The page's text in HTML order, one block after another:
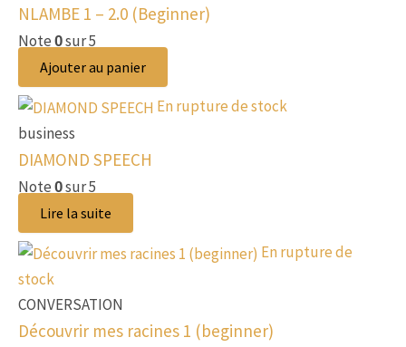
NLAMBE 1 – 2.0 (Beginner)
Note 0sur 5
Ajouter au panier
En rupture de stock
business
DIAMOND SPEECH
Note 0sur 5
Lire la suite
En rupture de
stock
CONVERSATION
Découvrir mes racines 1 (beginner)